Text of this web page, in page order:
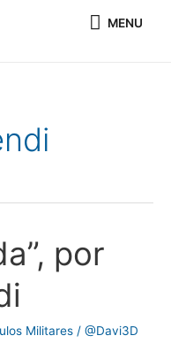
MENU
MENU
por
Militares / @Davi3D